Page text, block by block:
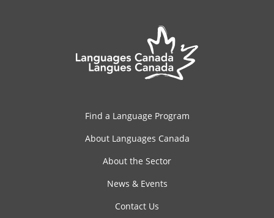
Find a Language Program
About Languages Canada
About the Sector
News & Events
Contact Us